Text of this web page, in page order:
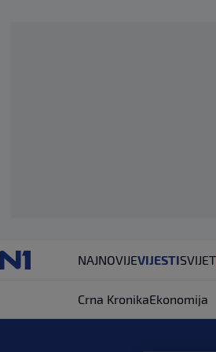
NAJNOVIJEVIJESTISVIJET
Crna KronikaEkonomija